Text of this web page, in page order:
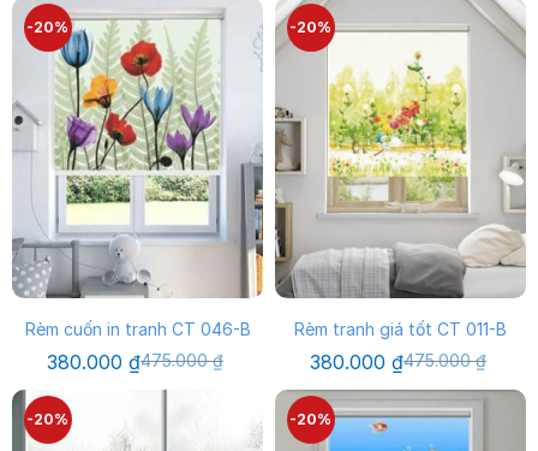
530.000 ₫.
là:
425.000 ₫.
380.000 ₫.
-20%
Rèm cuốn in tranh CT 046-B
475.000₫
Giá
gốc
380.000 ₫Giá
hiện
-20%
Rèm tranh giá tốt CT 011-B
475.000₫
Giá
gốc
là:
475.000 ₫.
380.000 ₫Giá
hiện
tại
là:
380.000 ₫.
-20% -20%